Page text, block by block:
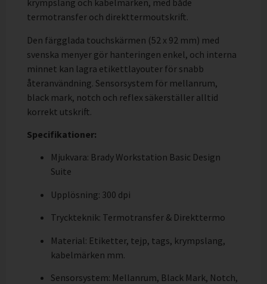
krympslang och kabelmärken, med både
termotransfer och direkttermoutskrift.
Den färgglada touchskärmen (52 x 92 mm) med
svenska menyer gör hanteringen enkel, och interna
minnet kan lagra etikettlayouter för snabb
återanvändning. Sensorsystem för mellanrum,
black mark, notch och reflex säkerställer alltid
korrekt utskrift.
Specifikationer:
Mjukvara: Brady Workstation Basic Design
Suite
Upplösning: 300 dpi
Tryckteknik: Termotransfer & Direkttermo
Material: Etiketter, tejp, tags, krympslang,
kabelmärken mm.
Sensorsystem: Mellanrum, Black Mark, Notch,